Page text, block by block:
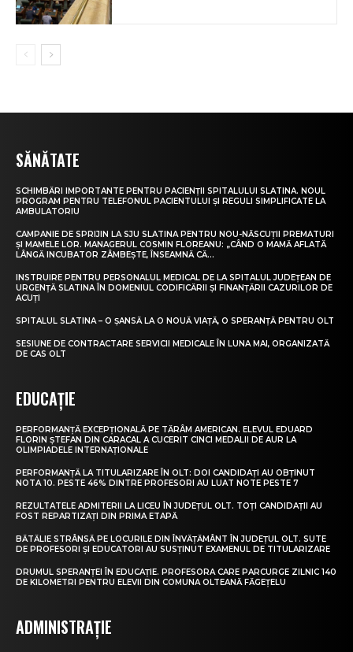
SĂNĂTATE
SCHIMBĂRI IMPORTANTE PENTRU PACIENȚII SPITALULUI SLATINA. NOUL
PROGRAM PENTRU TELEFONUL PACIENTULUI ȘI REGULI SIMPLIFICATE LA
AMBULATORIU
CAMPANIE DE SPRIJIN LA SJU SLATINA PENTRU NOU-NĂSCUȚII PREMATURI
ȘI MAMELE LOR. MANAGERUL COSMIN FLOREANU: „CÂND O MAMĂ AFLATĂ
LÂNGĂ INCUBATOR ZÂMBEȘTE, ÎNSEAMNĂ CĂ...
INSTRUIRE PENTRU PERSONALUL MEDICAL DE LA SPITALUL JUDEȚEAN DE
URGENȚĂ SLATINA ÎN DOMENIUL CODIFICĂRII ȘI FINANȚĂRII CAZURILOR DE
ACUȚI
SPITALUL SLATINA – O ȘANSĂ LA O NOUĂ VIAȚĂ, O SPERANȚĂ PENTRU OLT
SESIUNE DE CONTRACTARE SERVICII MEDICALE ÎN LUNA MAI, ORGANIZATĂ
DE CAS OLT
EDUCAȚIE
PERFORMANȚĂ EXCEPȚIONALĂ PE TĂRÂM AMERICAN. ELEVUL EDUARD
FLORIN ȘTEFAN DIN CARACAL A CUCERIT CINCI MEDALII DE AUR LA
OLIMPIADELE INTERNAȚIONALE
PERFORMANȚĂ LA TITULARIZARE ÎN OLT: DOI CANDIDAȚI AU OBȚINUT
NOTA 10. PESTE 46% DINTRE PROFESORI AU LUAT NOTE PESTE 7
REZULTATELE ADMITERII LA LICEU ÎN JUDEȚUL OLT. TOȚI CANDIDAȚII AU
FOST REPARTIZAȚI DIN PRIMA ETAPĂ
BĂTĂLIE STRÂNSĂ PE LOCURILE DIN ÎNVĂȚĂMÂNT ÎN JUDEȚUL OLT. SUTE
DE PROFESORI ȘI EDUCATORI AU SUSȚINUT EXAMENUL DE TITULARIZARE
DRUMUL SPERANȚEI ÎN EDUCAȚIE. PROFESORA CARE PARCURGE ZILNIC 140
DE KILOMETRI PENTRU ELEVII DIN COMUNA OLTEANĂ FĂGEȚELU
ADMINISTRAȚIE